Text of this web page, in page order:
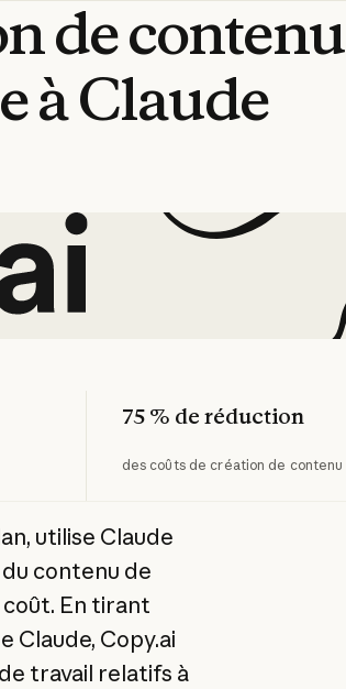
decontenu
àClaude
75 % de réduction
des coûts de création de contenu
utilise Claude
contenu de
En tirant
Claude, Copy.ai
travail relatifs à